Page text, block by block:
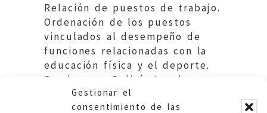
Gestionar el
consentimiento de las
Relación de puestos de trabajo.
Ordenación de los puestos
vinculados al desempeño de
funciones relacionadas con la
educación física y el deporte.
Bomberos y Policía Local.
Ayuntamiento de Zaragoza.